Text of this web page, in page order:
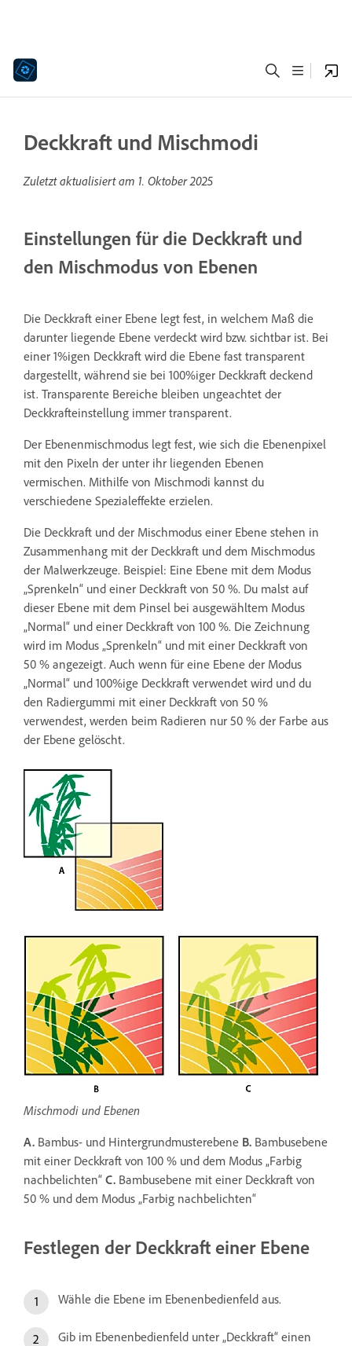
Deckkraft und Mischmodi
Zuletzt aktualisiert am 1. Oktober 2025
Einstellungen für die Deckkraft und
den Mischmodus von Ebenen
Die Deckkraft einer Ebene legt fest, in welchem Maß die
darunter liegende Ebene verdeckt wird bzw. sichtbar ist. Bei
einer 1%igen Deckkraft wird die Ebene fast transparent
dargestellt, während sie bei 100%iger Deckkraft deckend
ist. Transparente Bereiche bleiben ungeachtet der
Deckkrafteinstellung immer transparent.
Der Ebenenmischmodus legt fest, wie sich die Ebenenpixel
mit den Pixeln der unter ihr liegenden Ebenen
vermischen. Mithilfe von Mischmodi kannst du
verschiedene Spezialeffekte erzielen.
Die Deckkraft und der Mischmodus einer Ebene stehen in
Zusammenhang mit der Deckkraft und dem Mischmodus
der Malwerkzeuge. Beispiel: Eine Ebene mit dem Modus
„Sprenkeln“ und einer Deckkraft von 50 %. Du malst auf
dieser Ebene mit dem Pinsel bei ausgewähltem Modus
„Normal“ und einer Deckkraft von 100 %. Die Zeichnung
wird im Modus „Sprenkeln“ und mit einer Deckkraft von
50 % angezeigt. Auch wenn für eine Ebene der Modus
„Normal“ und 100%ige Deckkraft verwendet wird und du
den Radiergummi mit einer Deckkraft von 50 %
verwendest, werden beim Radieren nur 50 % der Farbe aus
der Ebene gelöscht.
Mischmodi und Ebenen
A. Bambus- und Hintergrundmusterebene B. Bambusebene
mit einer Deckkraft von 100 % und dem Modus „Farbig
nachbelichten“ C. Bambusebene mit einer Deckkraft von
50 % und dem Modus „Farbig nachbelichten“
Festlegen der Deckkraft einer Ebene
Wähle die Ebene im Ebenenbedienfeld aus.
Gib im Ebenenbedienfeld unter „Deckkraft“ einen